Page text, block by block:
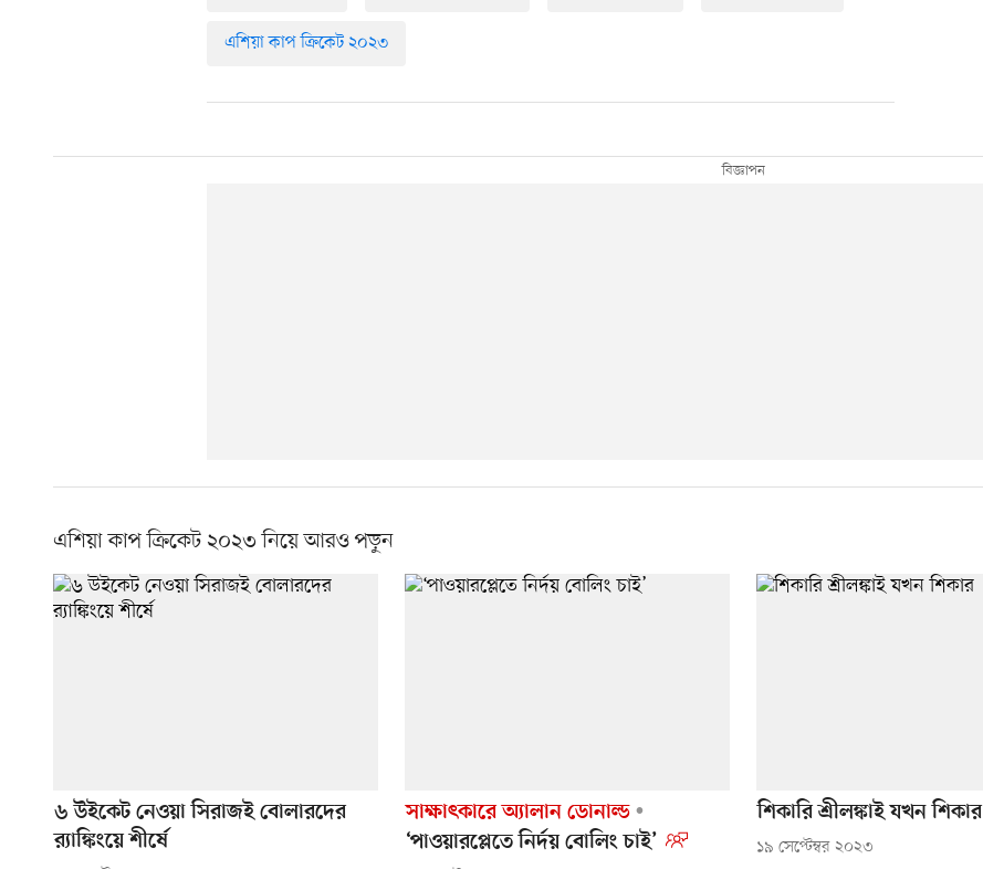
এশিয়া কাপ ক্রিকেট ২০২৩
এশিয়া কাপ ক্রিকেট ২০২৩ নিয়ে আরও পড়ুন
৬ উইকেট নেওয়া সিরাজই বোলারদের
র‌্যাঙ্কিংয়ে শীর্ষে
সাক্ষাৎকারে অ্যালান ডোনাল্ড
‘পাওয়ারপ্লেতে নির্দয় বোলিং চাই’
শিকারি শ্রীলঙ্কাই যখন শিকার
১৯ সেপ্টেম্বর ২০২৩